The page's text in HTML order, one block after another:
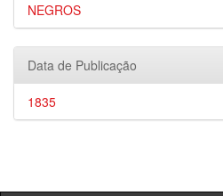
NEGROS
Data de Publicação
1835